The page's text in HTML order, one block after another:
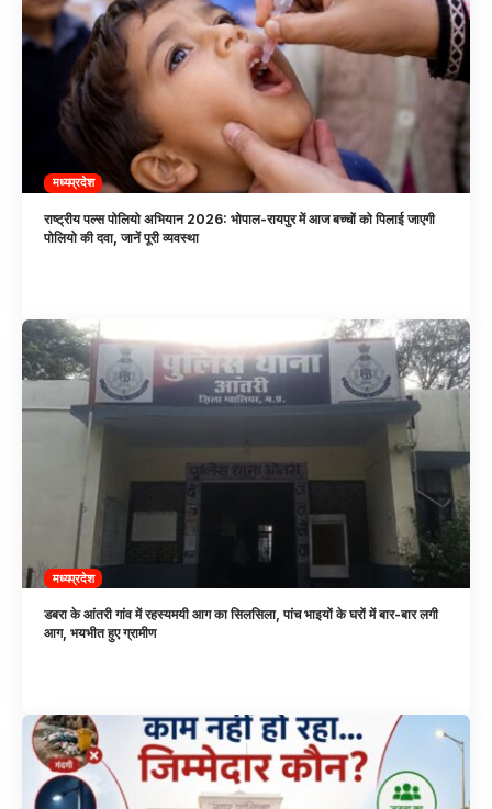
मध्यप्रदेश
राष्ट्रीय पल्स पोलियो अभियान 2026: भोपाल-रायपुर में आज बच्चों को पिलाई जाएगी
पोलियो की दवा, जानें पूरी व्यवस्था
मध्यप्रदेश
डबरा के आंतरी गांव में रहस्यमयी आग का सिलसिला, पांच भाइयों के घरों में बार-बार लगी
आग, भयभीत हुए ग्रामीण